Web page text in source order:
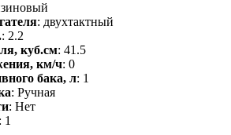
: двухтактный
: 2.2
куб.см: 41.5
км/ч: 0
бака, л: 1
: Ручная
: Нет
: 1